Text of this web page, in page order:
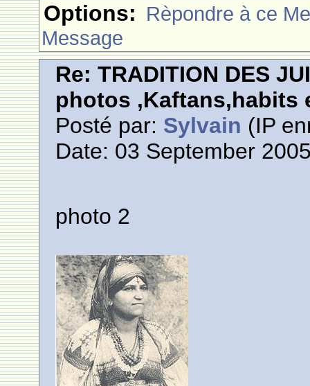
Options: Rèpondre à ce
Message
Re: TRADITION DES
photos ,Kaftans,habits
Posté par: Sylvain (IP
Date: 03 September
photo 2